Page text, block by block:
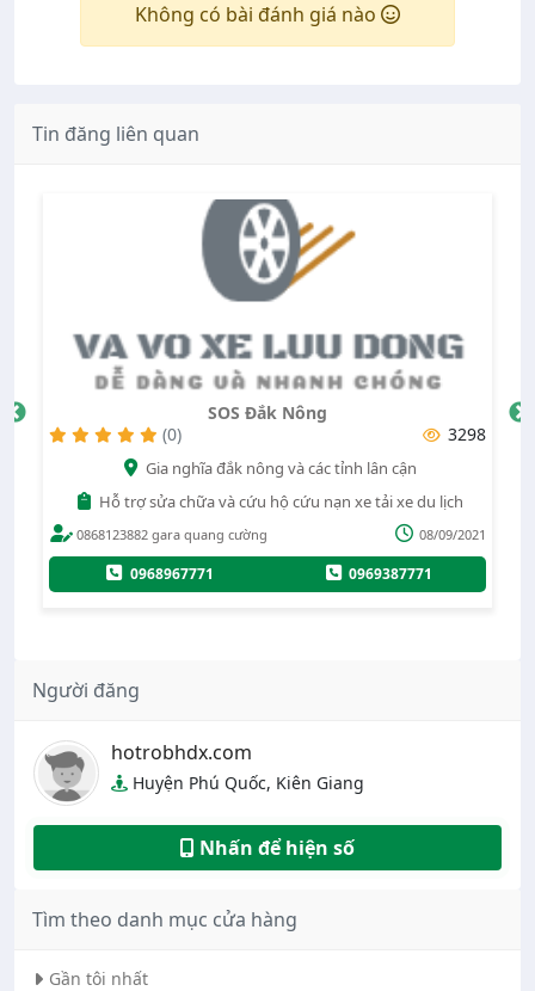
Không có bài đánh giá nào
Tin đăng liên quan
SOS Đắk Nông
(0)
3298
Gia nghĩa đắk nông và các tỉnh lân cận
Hỗ trợ sửa chữa và cứu hộ cứu nạn xe tải xe du lịch
0868123882 gara quang cường 08/09/2021
0968967771 0969387771
Người đăng
hotrobhdx.com
Huyện Phú Quốc, Kiên Giang
Nhấn để hiện số
Tìm theo danh mục cửa hàng
Gần tôi nhất